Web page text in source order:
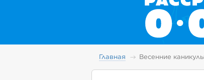
Главная Весенние